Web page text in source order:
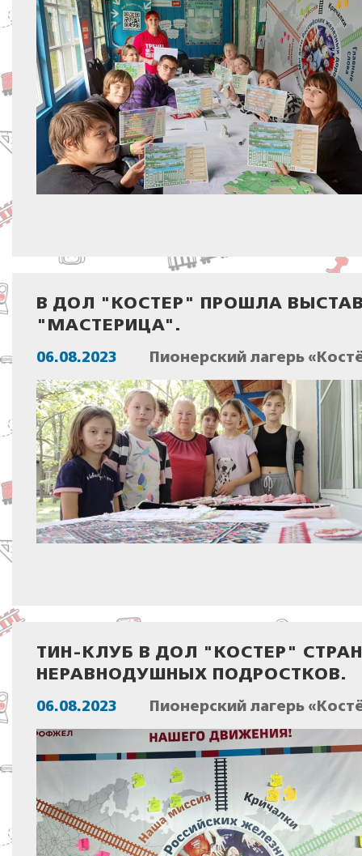
В ДОЛ "КОСТЕР" ПРОШЛА
"МАСТЕРИЦА".
06.08.2023 Пионерский лагерь
ТИН-КЛУБ В ДОЛ "КОСТЕР"
НЕРАВНОДУШНЫХ ПОДРОСТКОВ.
06.08.2023 Пионерский лагерь